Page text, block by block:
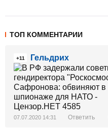
ТОП КОММЕНТАРИИ
+11 Гельдрих
07.07.2020 14:31 Ответить